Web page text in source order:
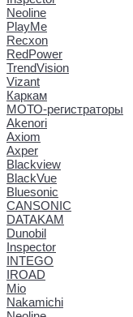
Neoline
PlayMe
Recxon
RedPower
TrendVision
Vizant
Каркам
МОТО-регистраторы
Akenori
Axiom
Axper
Blackview
BlackVue
Bluesonic
CANSONIC
DATAKAM
Dunobil
Inspector
INTEGO
IROAD
Mio
Nakamichi